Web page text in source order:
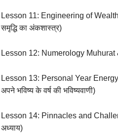
Lesson 11: Engineering of
समृद्धि का अंकशास्त्र)
Lesson 12: Numerology Muhurat
Lesson 13: Personal Year Energy
अपने भविष्य के वर्ष की भविष्यवाणी)
Lesson 14: Pinnacles and
अध्याय)